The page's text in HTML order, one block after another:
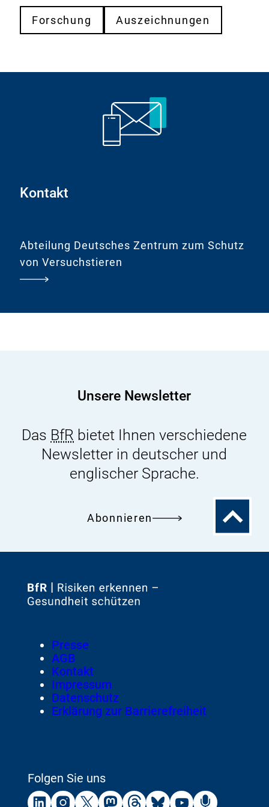
k
:
i
n
Forschung Auszeichnungen
Kontakt
Abteilung Deutsches Zentrum zum Schutz
von Versuchstieren
Unsere Newsletter
Das BfR bietet Ihnen verschiedene
Newsletter in deutscher und
englischer Sprache.
Abonnieren
Zum
Zur
Footer
Meta-
Navigation
Presse
AGB
Kontakt
Impressum
Datenschutz
Erklärung zur Barrierefreiheit
Folgen Sie uns
ExternerExternerExternerExternerExternerExternerExternerExterner